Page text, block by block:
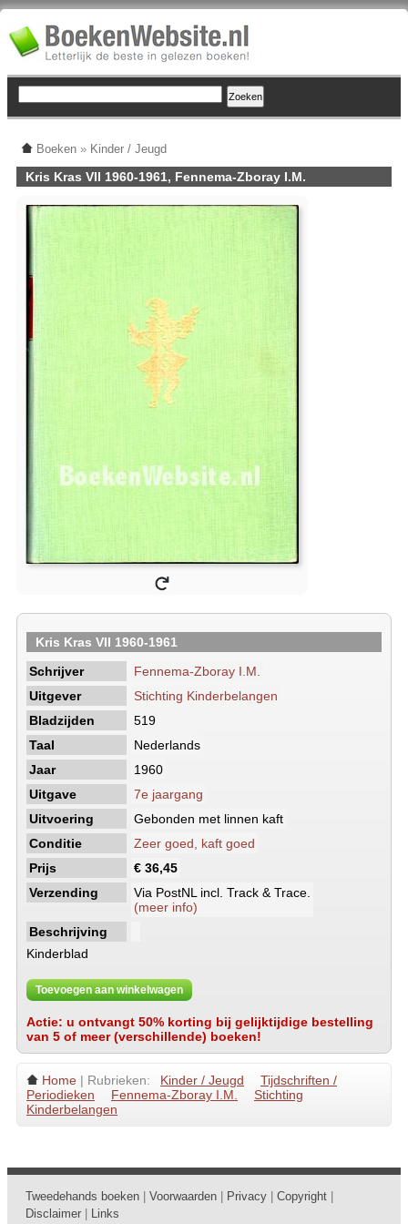
Boeken » Kinder / Jeugd
Kris Kras VII 1960-1961, Fennema-Zboray I.M.
Kris Kras VII 1960-1961
Schrijver
Fennema-Zboray I.M.
Uitgever
Stichting Kinderbelangen
Bladzijden
519
Taal
Nederlands
Jaar
1960
Uitgave
7e jaargang
Uitvoering
Gebonden met linnen kaft
Conditie
Zeer goed, kaft goed
Prijs
€ 36,45
Verzending
Via PostNL incl. Track & Trace.
(meer info)
Beschrijving
Kinderblad
Toevoegen aan winkelwagen
Actie: u ontvangt 50% korting bij gelijktijdige bestelling
van 5 of meer (verschillende) boeken!
Home | Rubrieken: Kinder / Jeugd
Tijdschriften /
Periodieken
Fennema-Zboray I.M.
Stichting
Kinderbelangen
Tweedehands boeken Voorwaarden Privacy Copyright
Disclaimer
Links